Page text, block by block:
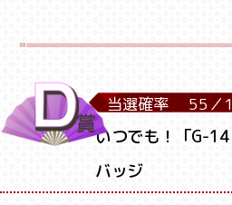
当選確率 55／
いつでも！「G-
バッジ